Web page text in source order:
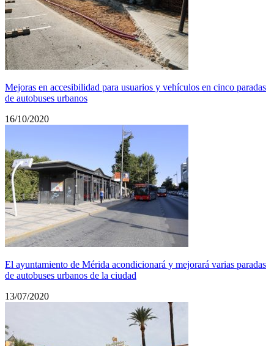
Mejoras en accesibilidad para usuarios y vehículos en cinco paradas
de autobuses urbanos
16/10/2020
El ayuntamiento de Mérida acondicionará y mejorará varias paradas
de autobuses urbanos de la ciudad
13/07/2020